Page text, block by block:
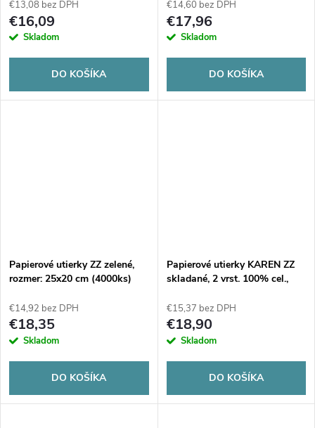
€13,08 bez DPH
€16,09
Skladom
DO KOŠÍKA
€14,60 bez DPH
€17,96
Skladom
DO KOŠÍKA
Papierové utierky ZZ zelené,
rozmer: 25x20 cm (4000ks)
€14,92 bez DPH
€18,35
Skladom
DO KOŠÍKA
Papierové utierky KAREN ZZ
skladané, 2 vrst. 100% cel.,
€15,37 bez DPH
€18,90
Skladom
DO KOŠÍKA